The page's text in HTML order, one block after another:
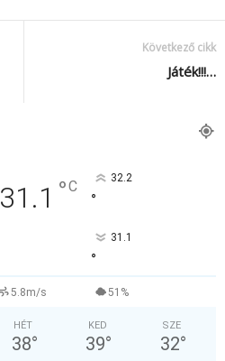
Következő cikk
Játék!!!…
31.1 °C 32.2
°
31.1
°
5.8m/s 51%
HÉT
38°
KED
39°
SZE
32°